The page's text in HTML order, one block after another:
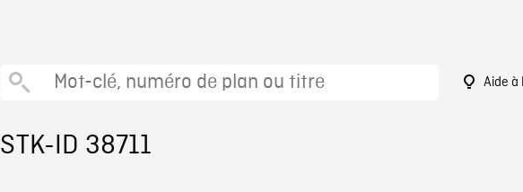
Aide
STK-ID 38711